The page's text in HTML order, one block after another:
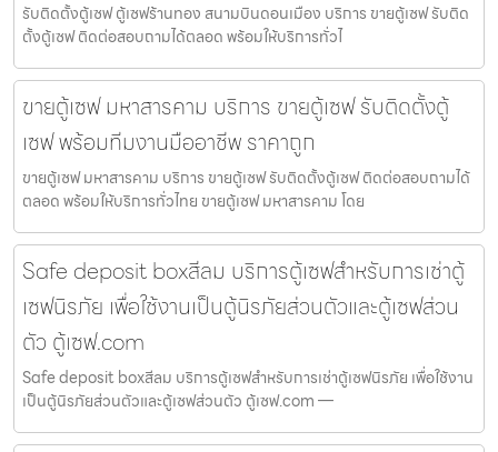
รับติดตั้งตู้เซฟ ตู้เซฟร้านทอง สนามบินดอนเมือง บริการ ขายตู้เซฟ รับติด
ตั้งตู้เซฟ ติดต่อสอบถามได้ตลอด พร้อมให้บริการทั่วไ
ขายตู้เซฟ มหาสารคาม บริการ ขายตู้เซฟ รับติดตั้งตู้
เซฟ พร้อมทีมงานมืออาชีพ ราคาถูก
ขายตู้เซฟ มหาสารคาม บริการ ขายตู้เซฟ รับติดตั้งตู้เซฟ ติดต่อสอบถามได้
ตลอด พร้อมให้บริการทั่วไทย ขายตู้เซฟ มหาสารคาม โดย
Safe deposit boxสีลม บริการตู้เซฟสำหรับการเช่าตู้
เซฟนิรภัย เพื่อใช้งานเป็นตู้นิรภัยส่วนตัวและตู้เซฟส่วน
ตัว ตู้เซฟ.com
Safe deposit boxสีลม บริการตู้เซฟสำหรับการเช่าตู้เซฟนิรภัย เพื่อใช้งาน
เป็นตู้นิรภัยส่วนตัวและตู้เซฟส่วนตัว ตู้เซฟ.com —